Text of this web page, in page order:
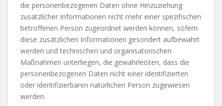
die personenbezogenen Daten ohne Hinzuziehung
zusätzlicher Informationen nicht mehr einer spezifischen
betroffenen Person zugeordnet werden können, sofern
diese zusätzlichen Informationen gesondert aufbewahrt
werden und technischen und organisatorischen
Maßnahmen unterliegen, die gewährleisten, dass die
personenbezogenen Daten nicht einer identifizierten
oder identifizierbaren natürlichen Person zugewiesen
werden.